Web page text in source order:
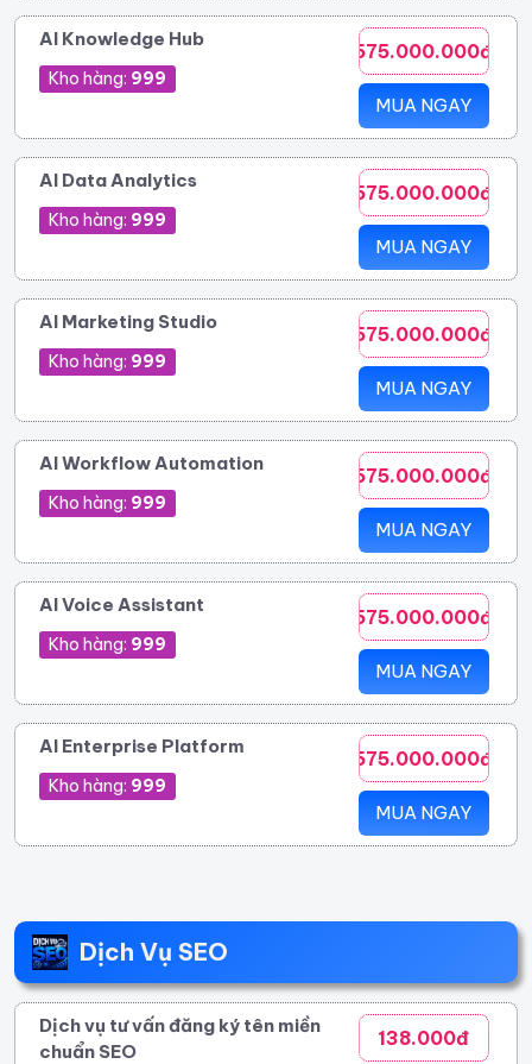
AI Knowledge Hub
Kho hàng: 999
575.000.000đ
MUA NGAY
AI Data Analytics
Kho hàng: 999
575.000.000đ
MUA NGAY
AI Marketing Studio
Kho hàng: 999
575.000.000đ
MUA NGAY
AI Workflow Automation
Kho hàng: 999
575.000.000đ
MUA NGAY
AI Voice Assistant
Kho hàng: 999
575.000.000đ
MUA NGAY
AI Enterprise Platform
Kho hàng: 999
575.000.000đ
MUA NGAY
Dịch Vụ SEO
Dịch vụ tư vấn đăng ký tên miền
chuẩn SEO
138.000đ